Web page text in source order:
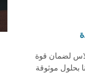
لضمان قوة
بحلول موثوقة